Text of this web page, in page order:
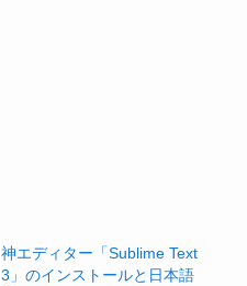
神エディター「Sublime Text
3」のインストールと日本語